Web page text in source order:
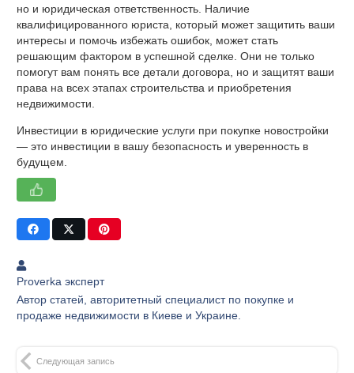
но и юридическая ответственность. Наличие
квалифицированного юриста, который может защитить ваши
интересы и помочь избежать ошибок, может стать
решающим фактором в успешной сделке. Они не только
помогут вам понять все детали договора, но и защитят ваши
права на всех этапах строительства и приобретения
недвижимости.
Инвестиции в юридические услуги при покупке новостройки
— это инвестиции в вашу безопасность и уверенность в
будущем.
Proverka эксперт
Автор статей, авторитетный специалист по покупке и
продаже недвижимости в Киеве и Украине.
Следующая запись